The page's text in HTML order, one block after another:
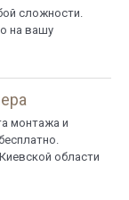
сложности.
на вашу
монтажа и
области